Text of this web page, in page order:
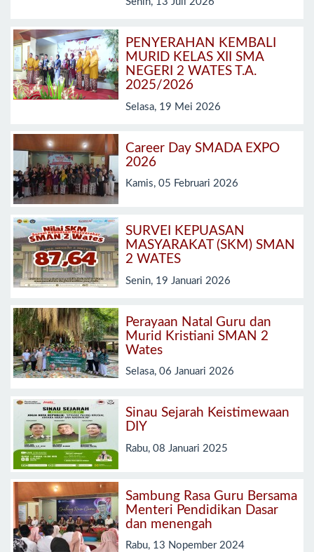
PENYERAHAN KEMBALI
MURID KELAS XII SMA
NEGERI 2 WATES T.A.
2025/2026
Selasa, 19 Mei 2026
Career Day SMADA EXPO
2026
Kamis, 05 Februari 2026
SURVEI KEPUASAN
MASYARAKAT (SKM) SMAN
2 WATES
Senin, 19 Januari 2026
Perayaan Natal Guru dan
Murid Kristiani SMAN 2
Wates
Selasa, 06 Januari 2026
Sinau Sejarah Keistimewaan
DIY
Rabu, 08 Januari 2025
Sambung Rasa Guru Bersama
Menteri Pendidikan Dasar
dan menengah
Rabu, 13 Nopember 2024